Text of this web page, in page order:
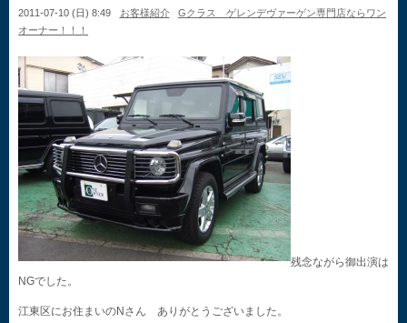
2011-07-10 (日) 8:49 お客様紹介
Gクラス ゲレンデヴァーゲン専門店ならワン
オーナー！！！
残念ながら御出演は
NGでした。
江東区にお住まいのNさん ありがとうございました。